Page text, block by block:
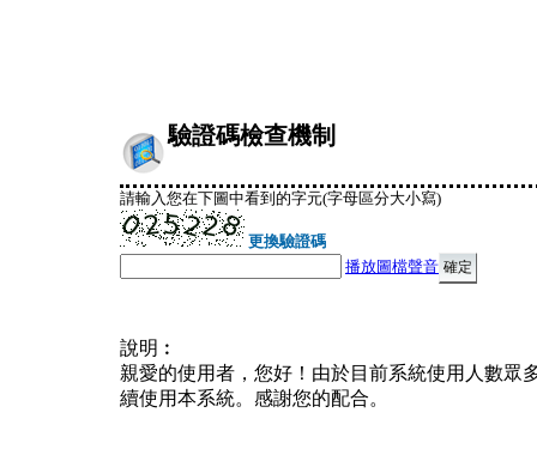
驗證碼檢查機制
請輸入您在下圖中看到的字元(字母區分大小寫)
更換驗證碼
播放圖檔聲音
說明︰
親愛的使用者，您好！由於目前系統使用人數眾
續使用本系統。感謝您的配合。